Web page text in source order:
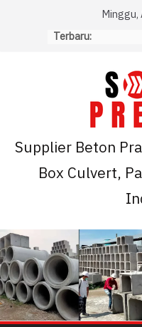
Terbaru:
Supplier Beton
Box Culvert,